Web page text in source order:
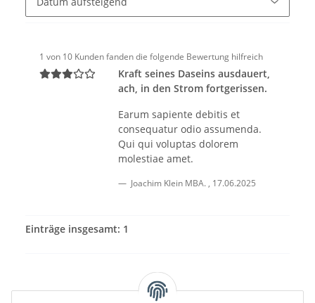
1 von 10 Kunden fanden die folgende Bewertung hilfreich
Kraft seines Daseins ausdauert,
ach, in den Strom fortgerissen.
Earum sapiente debitis et
consequatur odio assumenda.
Qui qui voluptas dolorem
molestiae amet.
Joachim Klein MBA. , 17.06.2025
Einträge insgesamt: 1